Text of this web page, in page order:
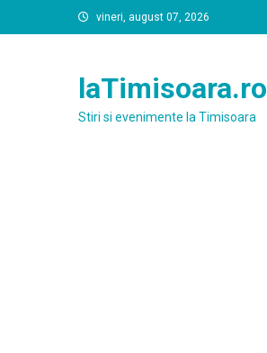
to
vineri, august 07, 2026
laTimisoara.ro
Stiri si evenimente la Timisoara